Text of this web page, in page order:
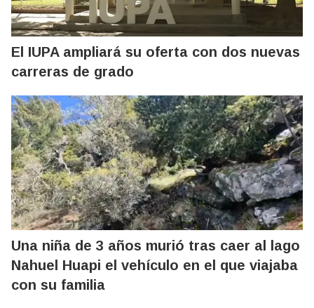
El IUPA ampliará su oferta con dos nuevas
carreras de grado
Una niña de 3 años murió tras caer al lago
Nahuel Huapi el vehículo en el que viajaba
con su familia